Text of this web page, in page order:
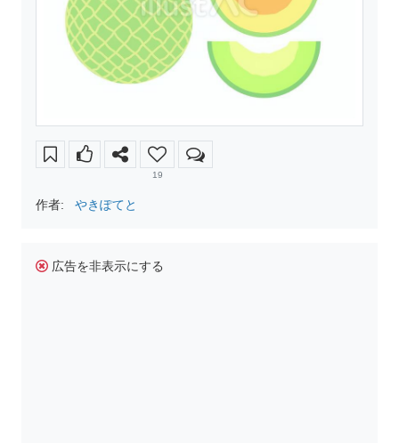
19
作者: やきぽてと
広告を非表示にする